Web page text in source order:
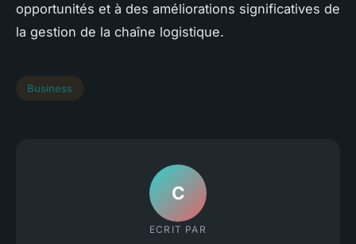
opportunités et à des améliorations significatives de
la gestion de la chaîne logistique.
Business
C
ECRIT PAR